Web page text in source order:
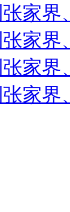
家界
家界
家界
家界